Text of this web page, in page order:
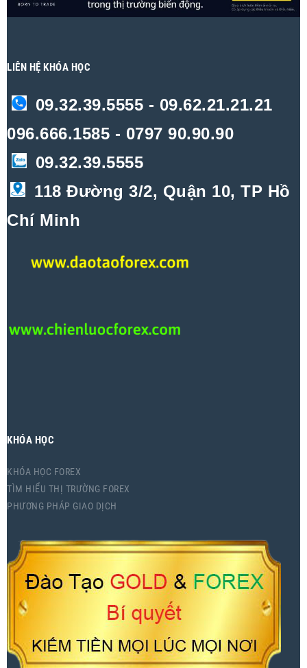
LIÊN HỆ KHÓA HỌC
09.32.39.5555 - 09.62.21.21.21
096.666.1585 - 0797 90.90.90
09.32.39.5555
118 Đường 3/2, Quận 10, TP Hồ
Chí Minh
KHÓA HỌC
KHÓA HỌC FOREX
TÌM HIỂU THỊ TRƯỜNG FOREX
PHƯƠNG PHÁP GIAO DỊCH